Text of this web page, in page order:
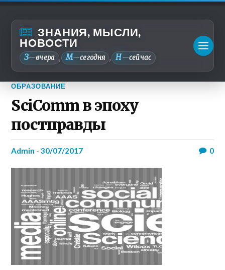
ЗНАНИЯ, МЫСЛИ,
НОВОСТИ
З—вчера , М—сегодня , Н—сейчас
ОБРАЗОВАНИЕ
SciComm в эпоху
постправды
admin -30/07/2017 0